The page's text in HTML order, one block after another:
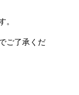
。
ご了承くだ